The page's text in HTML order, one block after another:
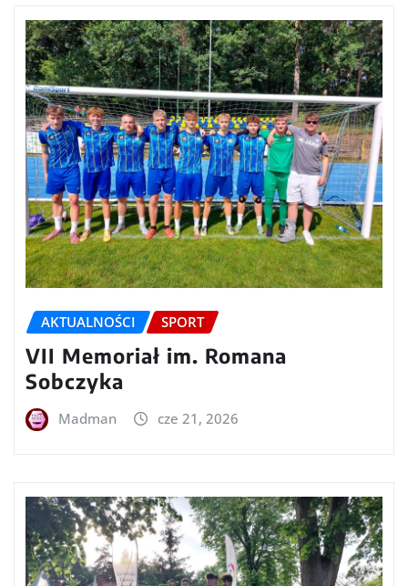
AKTUALNOŚCI SPORT
VII Memoriał im. Romana
Sobczyka
Madman cze 21, 2026